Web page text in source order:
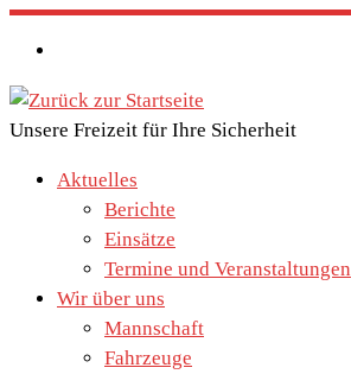
Zum
Inhalt
springen
Unsere Freizeit für Ihre Sicherheit
Aktuelles
Berichte
Einsätze
Termine und Veranstaltungen
Wir über uns
Mannschaft
Fahrzeuge